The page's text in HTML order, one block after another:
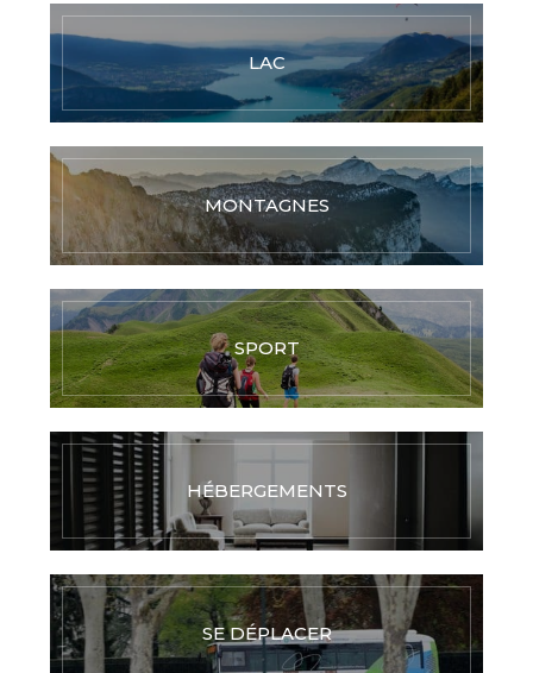
LAC
MONTAGNES
SPORT
HÉBERGEMENTS
SE DÉPLACER